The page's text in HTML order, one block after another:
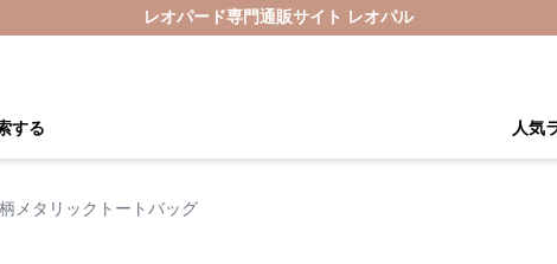
レオパード専門通販サイト レオパル
する 人気
メタリックトートバッグ